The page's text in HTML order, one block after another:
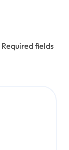
Required fields